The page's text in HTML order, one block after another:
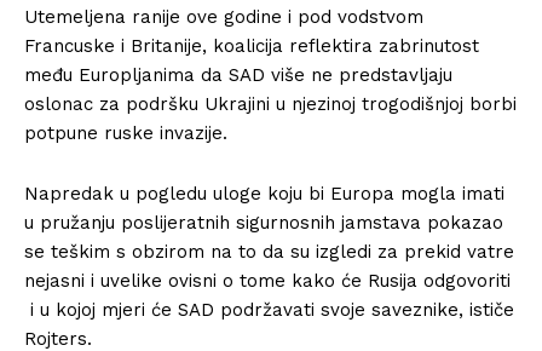
Utemeljena ranije ove godine i pod vodstvom
Francuske i Britanije, koalicija reflektira zabrinutost
među Europljanima da SAD više ne predstavljaju
oslonac za podršku Ukrajini u njezinoj trogodišnjoj borbi
potpune ruske invazije.
Napredak u pogledu uloge koju bi Europa mogla imati
u pružanju poslijeratnih sigurnosnih jamstava pokazao
se teškim s obzirom na to da su izgledi za prekid vatre
nejasni i uvelike ovisni o tome kako će Rusija odgovoriti
i u kojoj mjeri će SAD podržavati svoje saveznike, ističe
Rojters.